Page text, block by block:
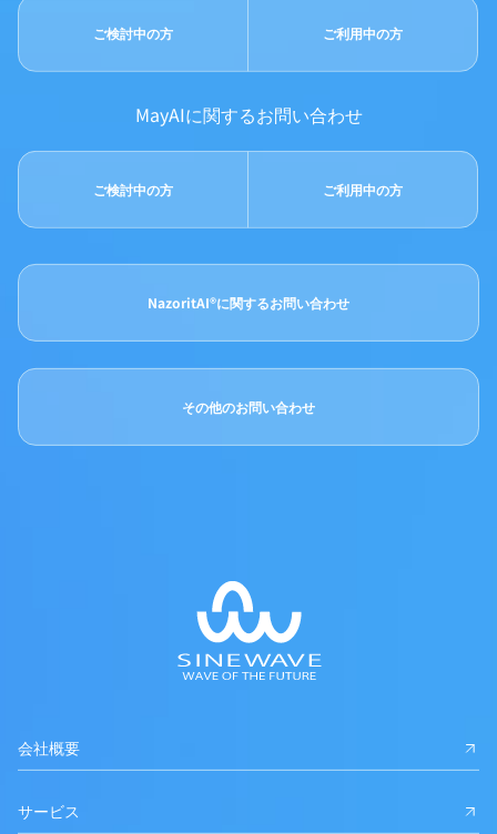
ご検討中の方 ご利用中の方
MayAIに関するお問い合わせ
ご検討中の方 ご利用中の方
NazoritAI®に関するお問い合わせ
その他のお問い合わせ
会社概要
サービス